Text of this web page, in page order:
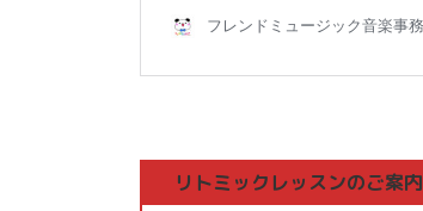
リトミックレッスンのご案内